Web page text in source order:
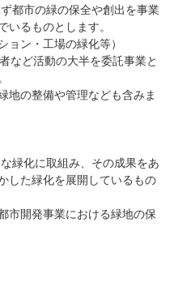
市の緑の保全や創出を事業
いるものとします。
ョン・工場の緑化等）
など活動の大半を委託事業と
地の整備や管理なども含みま
化に取組み、その成果をあ
した緑化を展開しているもの
市開発事業における緑地の保